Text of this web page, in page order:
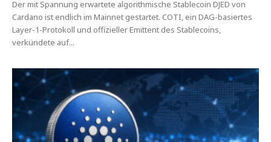
Der mit Spannung erwartete algorithmische Stablecoin DJED von
Cardano ist endlich im Mainnet gestartet. COTI, ein DAG-basiertes
Layer-1-Protokoll und offizieller Emittent des Stablecoins,
verkündete auf...